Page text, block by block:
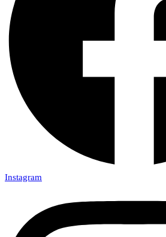
Instagram